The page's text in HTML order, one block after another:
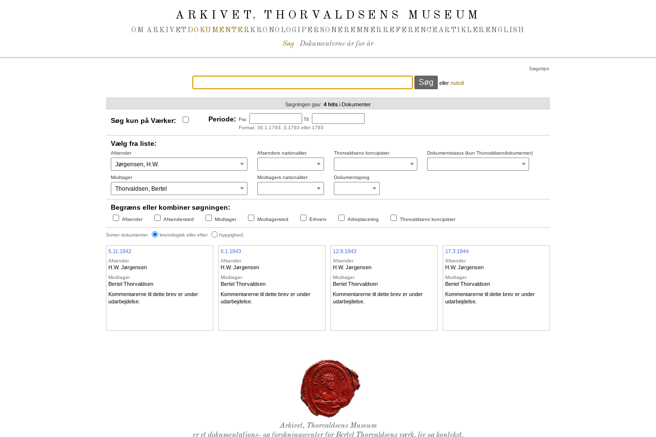
ARKIVET, THORVALDSENS MUSEUM
OM ARKIVET DOKUMENTER KRONOLOGI PERSONER EMNER REFERENCEARTIKLER ENGLISH
Søg Dokumenterne år for år
Søgetips
eller nulstil
Søgningen gav: 4 hits i Dokumenter
Søg kun på Værker: Periode: Fra
Til
Format: 30.1.1793, 3.1793 eller 1793
Vælg fra liste:
Afsender Afsenders nationalitet Thorvaldsens koncipister Dokumentstatus (kun Thorvaldsendokumenter)
Modtager Modtagers nationalitet Dokumentsprog
Begræns eller kombiner søgningen:
Afsender Afsendersted Modtager Modtagersted Erhverv Arkivplacering Thorvaldsens koncipister
Sorter dokumenter kronologisk eller efter hyppighed.
5.11.1842
Afsender
H.W. Jørgensen
Modtager
Bertel Thorvaldsen
Kommentarerne til dette brev er under
udarbejdelse.
6.1.1843
Afsender
H.W. Jørgensen
Modtager
Bertel Thorvaldsen
Kommentarerne til dette brev er under
udarbejdelse.
12.8.1843
Afsender
H.W. Jørgensen
Modtager
Bertel Thorvaldsen
Kommentarerne til dette brev er under
udarbejdelse.
17.3.1844
Afsender
H.W. Jørgensen
Modtager
Bertel Thorvaldsen
Kommentarerne til dette brev er under
udarbejdelse.
Thorvaldsens Segl
Arkivet, Thorvaldsens Museum
er et dokumentations- og forskningscenter for Bertel Thorvaldsens værk, liv og kontekst.